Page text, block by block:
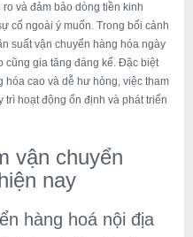
và đảm bảo dòng tiền kinh
cố ngoài ý muốn. Trong bối cảnh
suất vận chuyển hàng hóa ngày
cũng gia tăng đáng kể. Đặc biệt
cao và dễ hư hỏng, việc tham
trì hoạt động ổn định và phát triển
vận chuyển
nay
hàng hoá nội địa